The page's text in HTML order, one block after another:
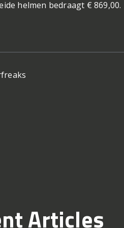
helmen bedraagt € 869,00.
Articles